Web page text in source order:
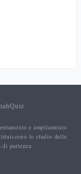
Quiz
e ampliamento
lo studio delle
partenza.